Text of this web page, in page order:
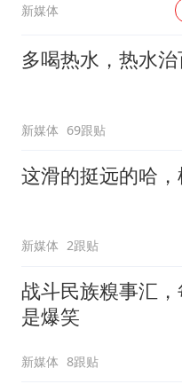
新媒体
多喝热水，热水治
新媒体 69跟贴
这滑的挺远的哈
新媒体 2跟贴
战斗民族糗事汇
是爆笑
新媒体 8跟贴